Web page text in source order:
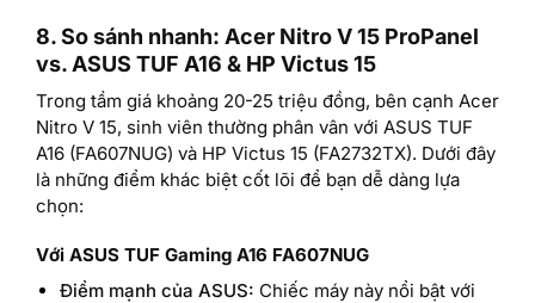
8. So sánh nhanh: Acer Nitro V 15 ProPanel
vs. ASUS TUF A16 & HP Victus 15
Trong tầm giá khoảng 20-25 triệu đồng, bên cạnh Acer
Nitro V 15, sinh viên thường phân vân với ASUS TUF
A16 (FA607NUG) và HP Victus 15 (FA2732TX). Dưới đây
là những điểm khác biệt cốt lõi để bạn dễ dàng lựa
chọn:
Với ASUS TUF Gaming A16 FA607NUG
Điểm mạnh của ASUS: Chiếc máy này nổi bật với